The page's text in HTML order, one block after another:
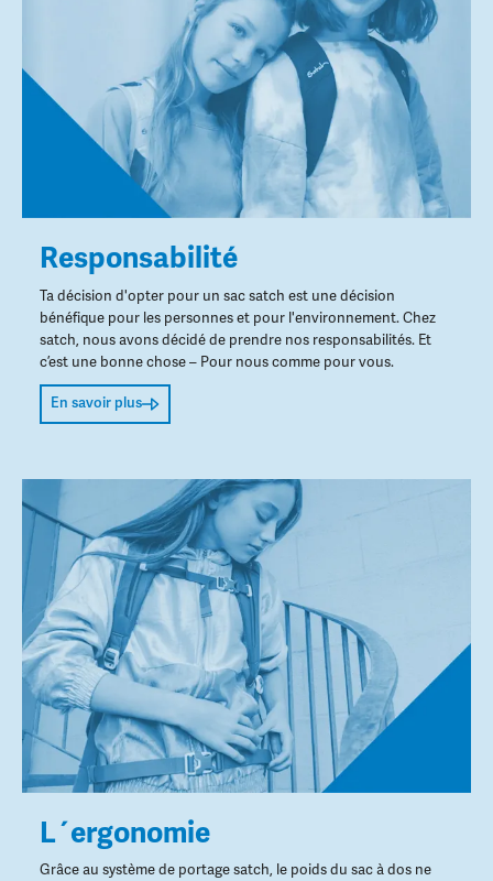
Responsabilité
Ta décision d'opter pour un sac satch est une décision
bénéfique pour les personnes et pour l'environnement. Chez
satch, nous avons décidé de prendre nos responsabilités. Et
c’est une bonne chose – Pour nous comme pour vous.
En savoir plus
L´ergonomie
Grâce au système de portage satch, le poids du sac à dos ne